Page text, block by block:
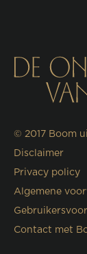
© 2017 Boom
Disclaimer
Privacy policy
Algemene
Contact met